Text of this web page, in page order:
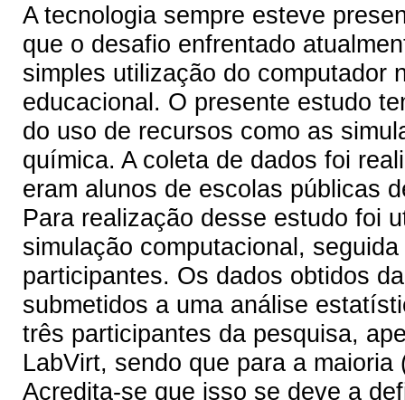
A tecnologia sempre esteve
que o desafio enfrentado
simples utilização do computador
educacional. O presente estudo
do uso de recursos como as
química. A coleta de dados foi
eram alunos de escolas públicas
Para realização desse estudo foi
simulação computacional,
participantes. Os dados obtidos
submetidos a uma análise
três participantes da pesquisa,
LabVirt, sendo que para a
Acredita-se que isso se deve a